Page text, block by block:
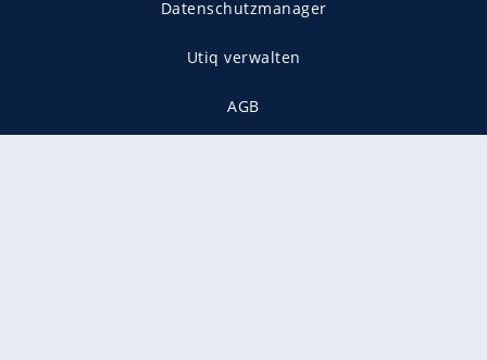
Datenschutzmanager
Utiq verwalten
AGB